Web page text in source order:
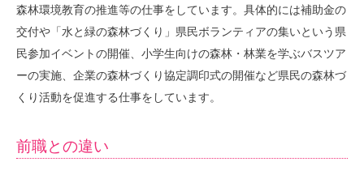
森林環境教育の推進等の仕事をしています。具体的には補助金の
交付や「水と緑の森林づくり」県民ボランティアの集いという県
民参加イベントの開催、小学生向けの森林・林業を学ぶバスツア
ーの実施、企業の森林づくり協定調印式の開催など県民の森林づ
くり活動を促進する仕事をしています。
前職との違い